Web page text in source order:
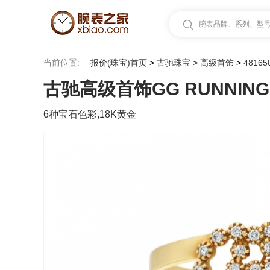
腕表品牌、系列、型
当前位置: 报价(珠宝)首页 > 古驰珠宝 > 高级首饰 >
古驰高级首饰GG
6种宝石色彩,18K黄金